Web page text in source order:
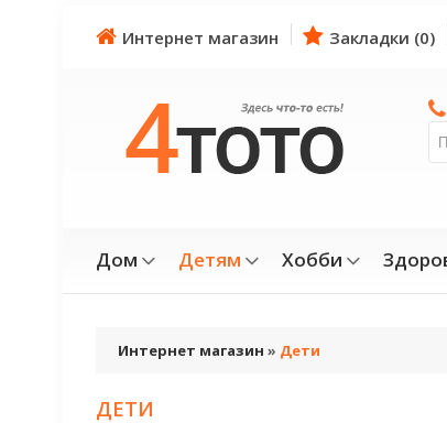
Интернет магазин Закладки (0)
Дом Детям Хобби
Интернет магазин » Дети
ДЕТИ